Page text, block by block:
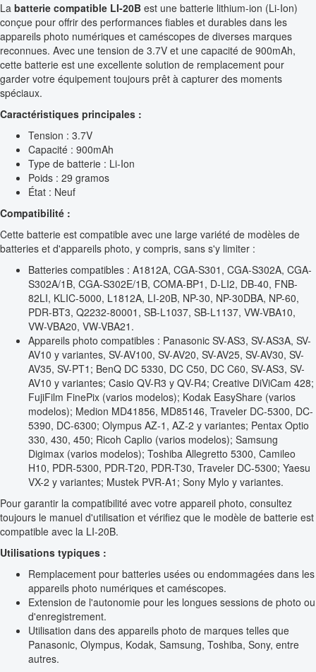
La batterie compatible LI-20B est une batterie lithium-ion (Li-Ion)
conçue pour offrir des performances fiables et durables dans les
appareils photo numériques et caméscopes de diverses marques
reconnues. Avec une tension de 3.7V et une capacité de 900mAh,
cette batterie est une excellente solution de remplacement pour
garder votre équipement toujours prêt à capturer des moments
spéciaux.
Caractéristiques principales :
Tension : 3.7V
Capacité : 900mAh
Type de batterie : Li-Ion
Poids : 29 gramos
État : Neuf
Compatibilité :
Cette batterie est compatible avec une large variété de modèles de
batteries et d'appareils photo, y compris, sans s'y limiter :
Batteries compatibles : A1812A, CGA-S301, CGA-S302A, CGA-
S302A/1B, CGA-S302E/1B, COMA-BP1, D-LI2, DB-40, FNB-
82LI, KLIC-5000, L1812A, LI-20B, NP-30, NP-30DBA, NP-60,
PDR-BT3, Q2232-80001, SB-L1037, SB-L1137, VW-VBA10,
VW-VBA20, VW-VBA21.
Appareils photo compatibles : Panasonic SV-AS3, SV-AS3A, SV-
AV10 y variantes, SV-AV100, SV-AV20, SV-AV25, SV-AV30, SV-
AV35, SV-PT1; BenQ DC 5330, DC C50, DC C60, SV-AS3, SV-
AV10 y variantes; Casio QV-R3 y QV-R4; Creative DiViCam 428;
FujiFilm FinePix (varios modelos); Kodak EasyShare (varios
modelos); Medion MD41856, MD85146, Traveler DC-5300, DC-
5390, DC-6300; Olympus AZ-1, AZ-2 y variantes; Pentax Optio
330, 430, 450; Ricoh Caplio (varios modelos); Samsung
Digimax (varios modelos); Toshiba Allegretto 5300, Camileo
H10, PDR-5300, PDR-T20, PDR-T30, Traveler DC-5300; Yaesu
VX-2 y variantes; Mustek PVR-A1; Sony Mylo y variantes.
Pour garantir la compatibilité avec votre appareil photo, consultez
toujours le manuel d'utilisation et vérifiez que le modèle de batterie est
compatible avec la LI-20B.
Utilisations typiques :
Remplacement pour batteries usées ou endommagées dans les
appareils photo numériques et caméscopes.
Extension de l'autonomie pour les longues sessions de photo ou
d'enregistrement.
Utilisation dans des appareils photo de marques telles que
Panasonic, Olympus, Kodak, Samsung, Toshiba, Sony, entre
autres.